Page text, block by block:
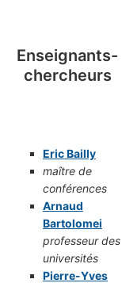
Enseignants-
chercheurs
Eric Bailly
maître de
conférences
Arnaud
Bartolomei
professeur des
universités
Pierre-Yves